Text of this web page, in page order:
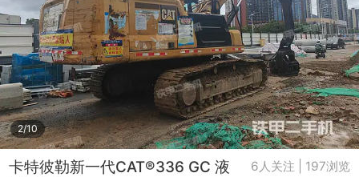
2/10
卡特彼勒新一代CAT®336 GC 液
6人关注 | 197浏览
即
表
示
您
同
意
《隐
私
政
策》
铁甲龙总部 4000099032 认证经纪人